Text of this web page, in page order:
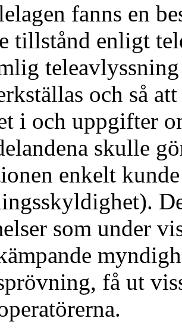
fanns en
tillstånd enligt
och så
i och uppgifter
skulle
enkelt
som under
få ut